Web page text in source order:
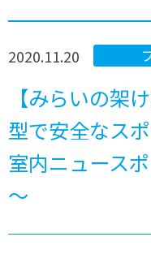
2020.11.20
【みらいの架
型で安全なス
室内ニュース
～